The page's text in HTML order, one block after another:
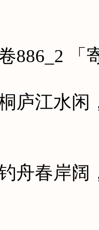
「
江水闲，
春岸阔，